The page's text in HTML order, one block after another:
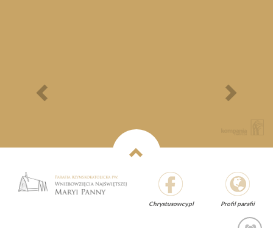
XXII Pielgrzymi
Półmaraton - 1/3
Maraton Nordic Walking
- Rajd Rowerowy o
Memoriał Jana Pawła II
Previous
Next